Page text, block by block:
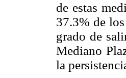
de estas
37.3% de
grado de
Mediano
la